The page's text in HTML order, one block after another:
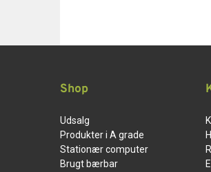
Shop
Udsalg
Produkter i A grade
Stationær computer
Brugt bærbar